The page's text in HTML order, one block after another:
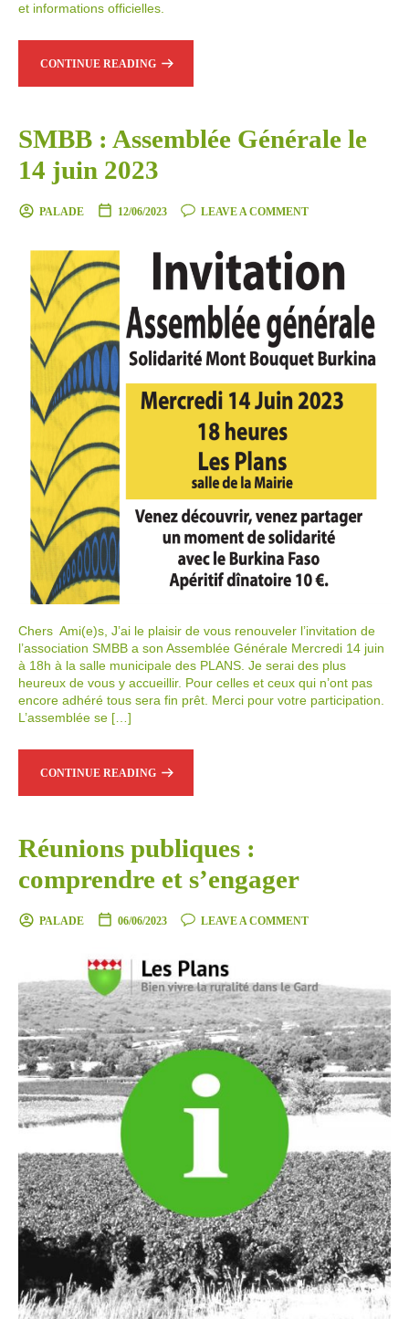
et informations officielles.
CONTINUE READING
SMBB : Assemblée Générale le
14 juin 2023
PALADE 12/06/2023 LEAVE A COMMENT
Chers Ami(e)s, J’ai le plaisir de vous renouveler l’invitation de
l’association SMBB a son Assemblée Générale Mercredi 14 juin
à 18h à la salle municipale des PLANS. Je serai des plus
heureux de vous y accueillir. Pour celles et ceux qui n’ont pas
encore adhéré tous sera fin prêt. Merci pour votre participation.
L’assemblée se […]
CONTINUE READING
Réunions publiques :
comprendre et s’engager
PALADE 06/06/2023 LEAVE A COMMENT